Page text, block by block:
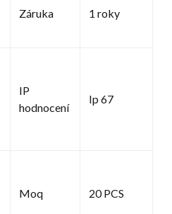
Záruka 1 roky
IP
hodnocení
Ip 67
Moq 20 PCS